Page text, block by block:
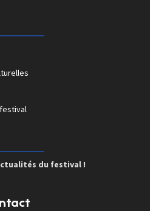
du festival !